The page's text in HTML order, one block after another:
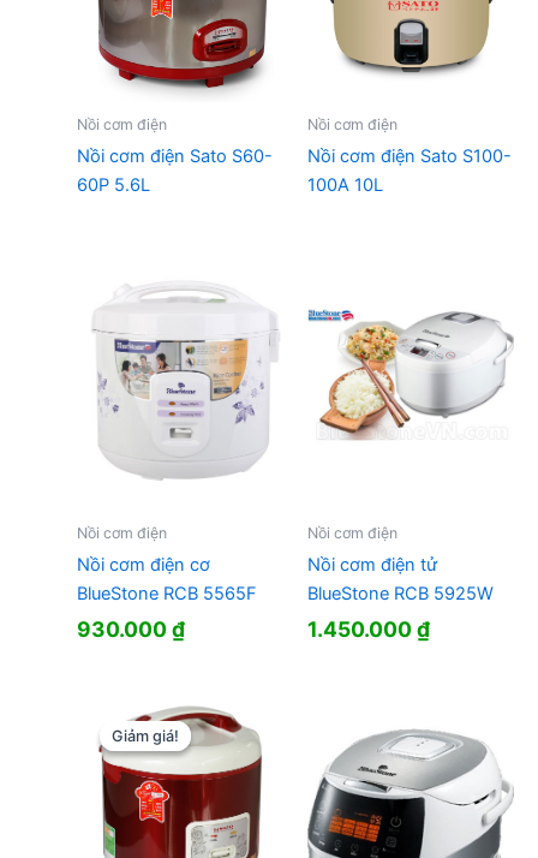
Nồi cơm điện
Nồi cơm điện Sato S60-
60P 5.6L
Nồi cơm điện
Nồi cơm điện Sato S100-
100A 10L
Nồi cơm điện
Nồi cơm điện cơ
BlueStone RCB 5565F
930.000₫
Nồi cơm điện
Nồi cơm điện tử
BlueStone RCB 5925W
1.450.000₫
Giảm giá!
Giảm giá!